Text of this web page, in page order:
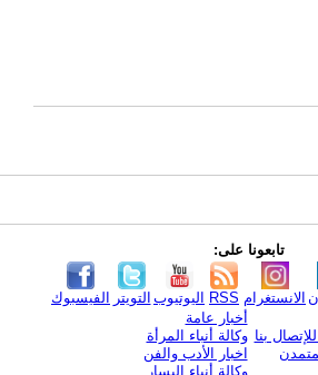
تابعونا على:
الفيسبوك التويتر اليوتيوب RSS الانستغرام
بنا
أخبار عامة
وكالة أنباء المرأة
اخبار الأدب والفن
وكالة أنباء اليسار